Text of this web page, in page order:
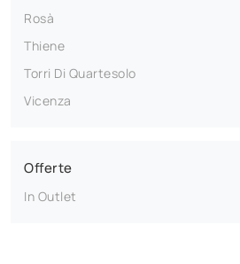
Rosà
Thiene
Torri Di Quartesolo
Vicenza
Offerte
In Outlet